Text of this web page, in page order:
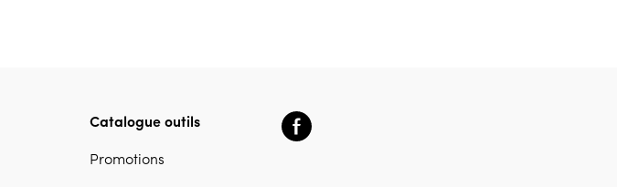
Catalogue outils
Promotions